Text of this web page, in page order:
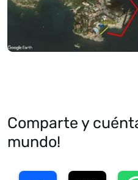
Comparte y
mundo!